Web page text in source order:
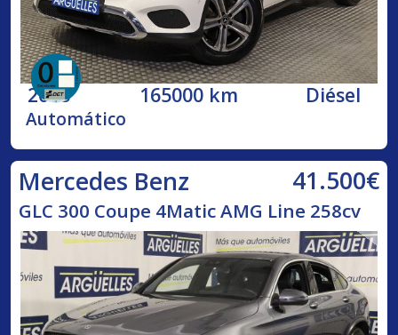
2018 165000 km Diésel
Automático
Mercedes Benz 41.500€
GLC 300 Coupe 4Matic AMG Line 258cv